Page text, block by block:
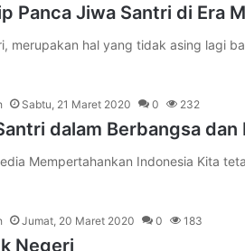
Panca Jiwa Santri di Era
merupakan hal yang tidak asing lagi
Sabtu, 21 Maret 2020 0 232
dalam Berbangsa dan
Mempertahankan Indonesia Kita
Jumat, 20 Maret 2020 0 183
Negeri